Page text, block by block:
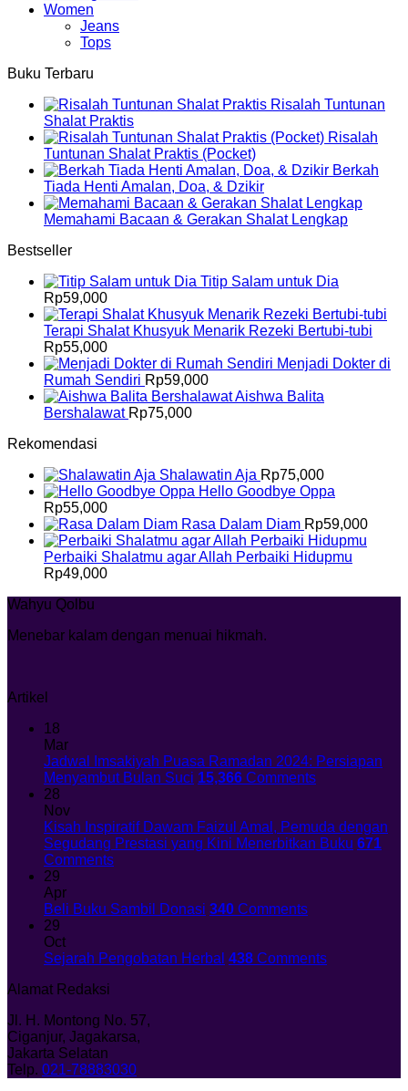
Women
Jeans
Tops
Buku Terbaru
Risalah Tuntunan
Shalat Praktis
Risalah
Tuntunan Shalat Praktis (Pocket)
Berkah
Tiada Henti Amalan, Doa, & Dzikir
Memahami Bacaan & Gerakan Shalat Lengkap
Bestseller
Titip Salam untuk Dia
Rp59,000
Terapi Shalat Khusyuk Menarik Rezeki Bertubi-tubi
Rp55,000
Menjadi Dokter di
Rumah Sendiri Rp59,000
Aishwa Balita
Bershalawat Rp75,000
Rekomendasi
Shalawatin Aja Rp75,000
Hello Goodbye Oppa
Rp55,000
Rasa Dalam Diam Rp59,000
Perbaiki Shalatmu agar Allah Perbaiki Hidupmu
Rp49,000
Wahyu Qolbu
Menebar kalam dengan menuai hikmah.
Artikel
18
Mar
Jadwal Imsakiyah Puasa Ramadan 2024: Persiapan
Menyambut Bulan Suci 15,366 Comments
28
Nov
Kisah Inspiratif Dawam Faizul Amal, Pemuda dengan
Segudang Prestasi yang Kini Menerbitkan Buku 671
Comments
29
Apr
Beli Buku Sambil Donasi 340 Comments
29
Oct
Sejarah Pengobatan Herbal 438 Comments
Alamat Redaksi
Jl. H. Montong No. 57,
Ciganjur, Jagakarsa,
Jakarta Selatan
Telp. 021-78883030